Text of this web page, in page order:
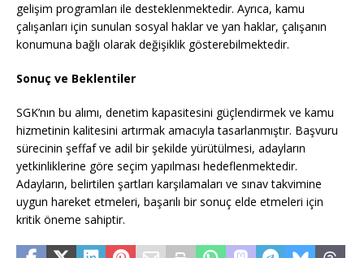
gelişim programları ile desteklenmektedir. Ayrıca, kamu
çalışanları için sunulan sosyal haklar ve yan haklar, çalışanın
konumuna bağlı olarak değişiklik gösterebilmektedir.
Sonuç ve Beklentiler
SGK’nın bu alımı, denetim kapasitesini güçlendirmek ve kamu
hizmetinin kalitesini artırmak amacıyla tasarlanmıştır. Başvuru
sürecinin şeffaf ve adil bir şekilde yürütülmesi, adayların
yetkinliklerine göre seçim yapılması hedeflenmektedir.
Adayların, belirtilen şartları karşılamaları ve sınav takvimine
uygun hareket etmeleri, başarılı bir sonuç elde etmeleri için
kritik öneme sahiptir.